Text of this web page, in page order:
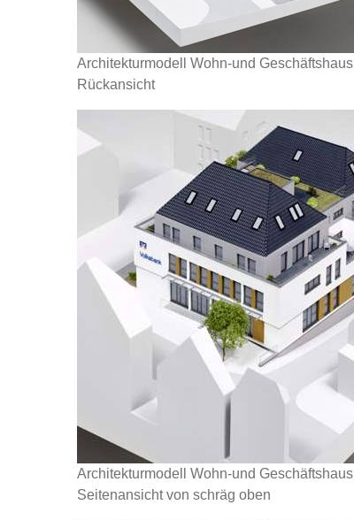
Architekturmodell Wohn-und Geschäftshaus
Rückansicht
Architekturmodell Wohn-und Geschäftshaus
Seitenansicht von schräg oben